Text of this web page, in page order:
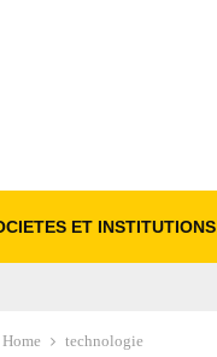
ET INSTITUTIONS
Home technologie